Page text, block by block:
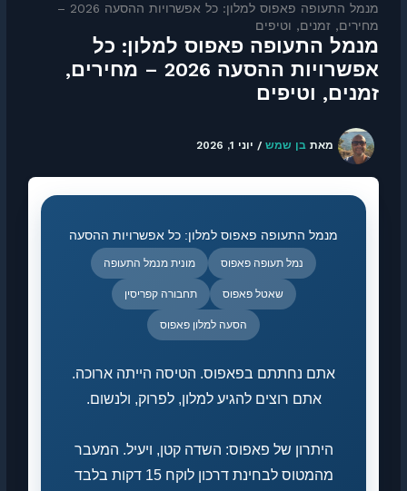
מנמל התעופה פאפוס למלון: כל אפשרויות ההסעה 2026 –
מחירים, זמנים, וטיפים
מנמל התעופה פאפוס למלון: כל
אפשרויות ההסעה 2026 – מחירים,
זמנים, וטיפים
מאתבן שמש/יוני 1, 2026
מנמל התעופה פאפוס למלון: כל אפשרויות ההסעה
נמל תעופה פאפוס מונית מנמל התעופה
שאטל פאפוס תחבורה קפריסין
הסעה למלון פאפוס
אתם נחתתם בפאפוס. הטיסה הייתה ארוכה.
אתם רוצים להגיע למלון, לפרוק, ולנשום.
היתרון של פאפוס: השדה קטן, ויעיל. המעבר
מהמטוס לבחינת דרכון לוקח 15 דקות בלבד